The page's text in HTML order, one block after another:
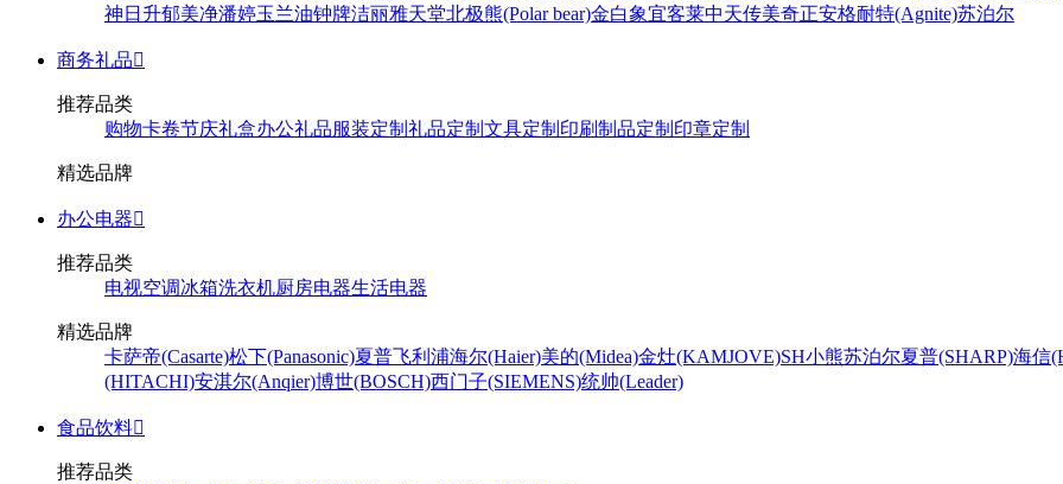
神 日升郁美净潘婷玉兰油钟牌洁丽雅天堂北极熊(Polar bear)金白象宜客莱中天传美奇正安格耐特(Agnite)苏泊尔
商务礼品
推荐品类
购物卡卷节庆礼盒办公礼品服装定制 礼品定制 文具定制 印刷制品定制 印章定制
精选品牌
办公电器
推荐品类
电视空调冰箱洗衣机厨房电器生活电器
精选品牌
卡萨帝(Casarte)松下(Panasonic)夏普飞利浦海尔(Haier)美的(Midea)金灶(KAMJOVE)SH小熊苏泊尔夏普(SHARP)海信
(HITACHI)安淇尔(Anqier)博世(BOSCH)西门子(SIEMENS)统帅(Leader)
食品饮料
推荐品类